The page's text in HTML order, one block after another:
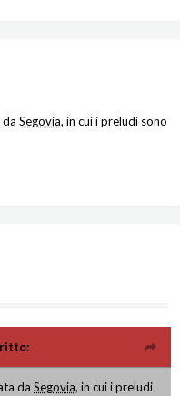
Segovia, in cui i preludi sono
da Segovia, in cui i preludi